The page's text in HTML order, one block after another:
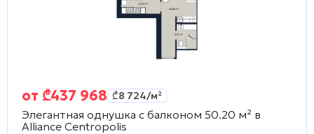
от ₾437 968 ₾8 724/м²
Элегантная однушка с балконом 50.20 м² в
Alliance Centropolis